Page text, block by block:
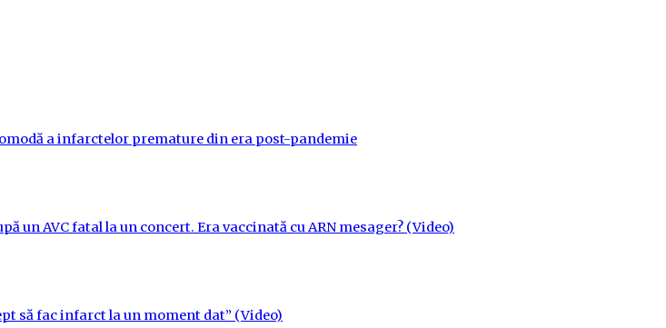
a infarctelor premature din era post-pandemie
un AVC fatal la un concert. Era vaccinată cu ARN mesager? (Video)
să fac infarct la un moment dat” (Video)